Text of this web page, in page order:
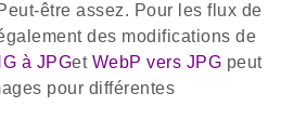
être assez. Pour les flux de
des modifications de
à JPGet WebP vers JPG peut
pour différentes